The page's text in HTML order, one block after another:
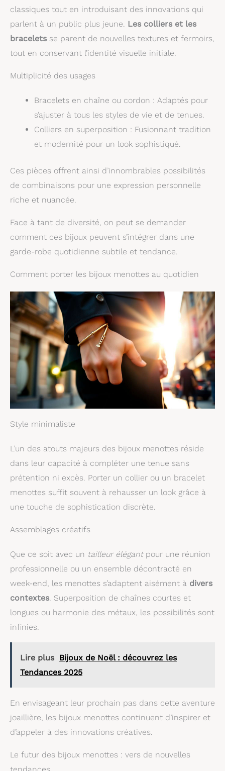
classiques tout en introduisant des innovations qui
parlent à un public plus jeune. Les colliers et les
bracelets se parent de nouvelles textures et fermoirs,
tout en conservant l’identité visuelle initiale.
Multiplicité des usages
Bracelets en chaîne ou cordon : Adaptés pour
s’ajuster à tous les styles de vie et de tenues.
Colliers en superposition : Fusionnant tradition
et modernité pour un look sophistiqué.
Ces pièces offrent ainsi d’innombrables possibilités
de combinaisons pour une expression personnelle
riche et nuancée.
Face à tant de diversité, on peut se demander
comment ces bijoux peuvent s’intégrer dans une
garde-robe quotidienne subtile et tendance.
Comment porter les bijoux menottes au quotidien
Style minimaliste
L’un des atouts majeurs des bijoux menottes réside
dans leur capacité à compléter une tenue sans
prétention ni excès. Porter un collier ou un bracelet
menottes suffit souvent à rehausser un look grâce à
une touche de sophistication discrète.
Assemblages créatifs
Que ce soit avec un tailleur élégantpour une réunion
professionnelle ou un ensemble décontracté en
week-end, les menottes s’adaptent aisément à divers
contextes. Superposition de chaînes courtes et
longues ou harmonie des métaux, les possibilités sont
infinies.
Lire plus Bijoux de Noël : découvrez les
Tendances 2025
En envisageant leur prochain pas dans cette aventure
joaillière, les bijoux menottes continuent d’inspirer et
d’appeler à des innovations créatives.
Le futur des bijoux menottes : vers de nouvelles